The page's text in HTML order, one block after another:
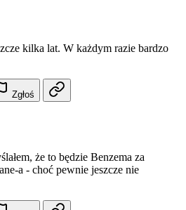
kilka lat. W każdym razie bardzo
Zgłoś
że to będzie Benzema za
a - choć pewnie jeszcze nie